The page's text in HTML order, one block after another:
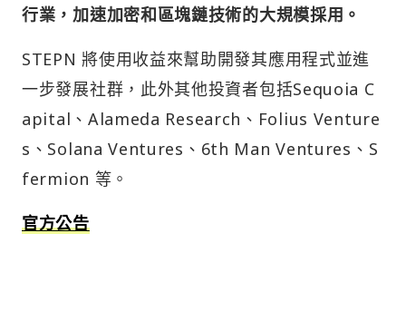
行業，加速加密和區塊鏈技術的大規模採用。
STEPN 將使用收益來幫助開發其應用程式並進
一步發展社群，此外其他投資者包括Sequoia C
apital、Alameda Research、Folius Venture
s、Solana Ventures、6th Man Ventures、S
fermion 等。
官方公告